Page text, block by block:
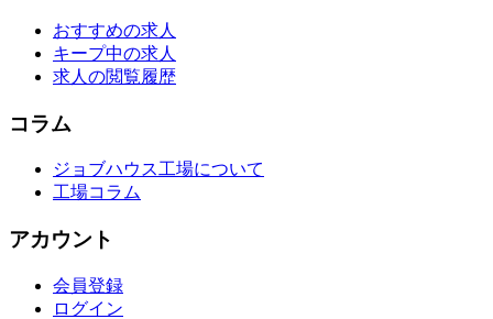
おすすめの求人
キープ中の求人
求人の閲覧履歴
コラム
ジョブハウス工場について
工場コラム
アカウント
会員登録
ログイン